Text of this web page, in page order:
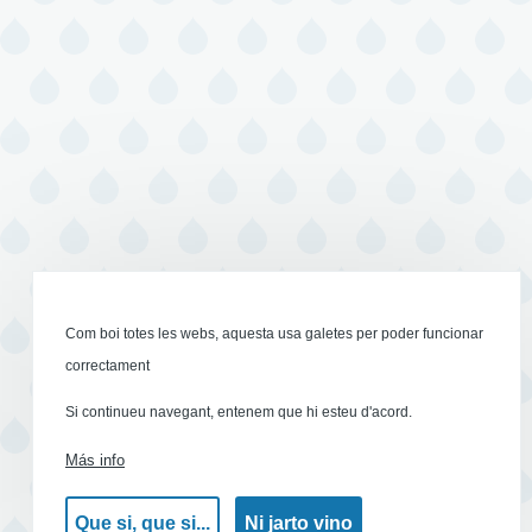
Com boi totes les webs, aquesta usa galetes per poder funcionar
correctament
Si continueu navegant, entenem que hi esteu d'acord.
Más info
Que si, que si... Ni jarto vino